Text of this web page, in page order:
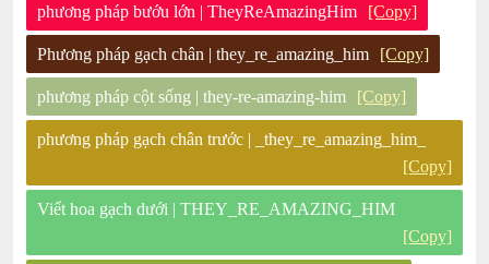
phương pháp bướu lớn | TheyReAmazingHim [Copy]
Phương pháp gạch chân | they_re_amazing_him [Copy]
phương pháp cột sống | they-re-amazing-him [Copy]
phương pháp gạch chân trước | _they_re_amazing_him_
[Copy]
Viết hoa gạch dưới | THEY_RE_AMAZING_HIM
[Copy]